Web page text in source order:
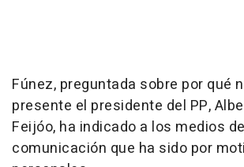
Fúnez, preguntada sobre por qué
presente el presidente del PP,
Feijóo, ha indicado a los medios de
comunicación que ha sido por